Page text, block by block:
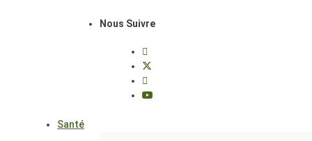
Nous Suivre
Santé